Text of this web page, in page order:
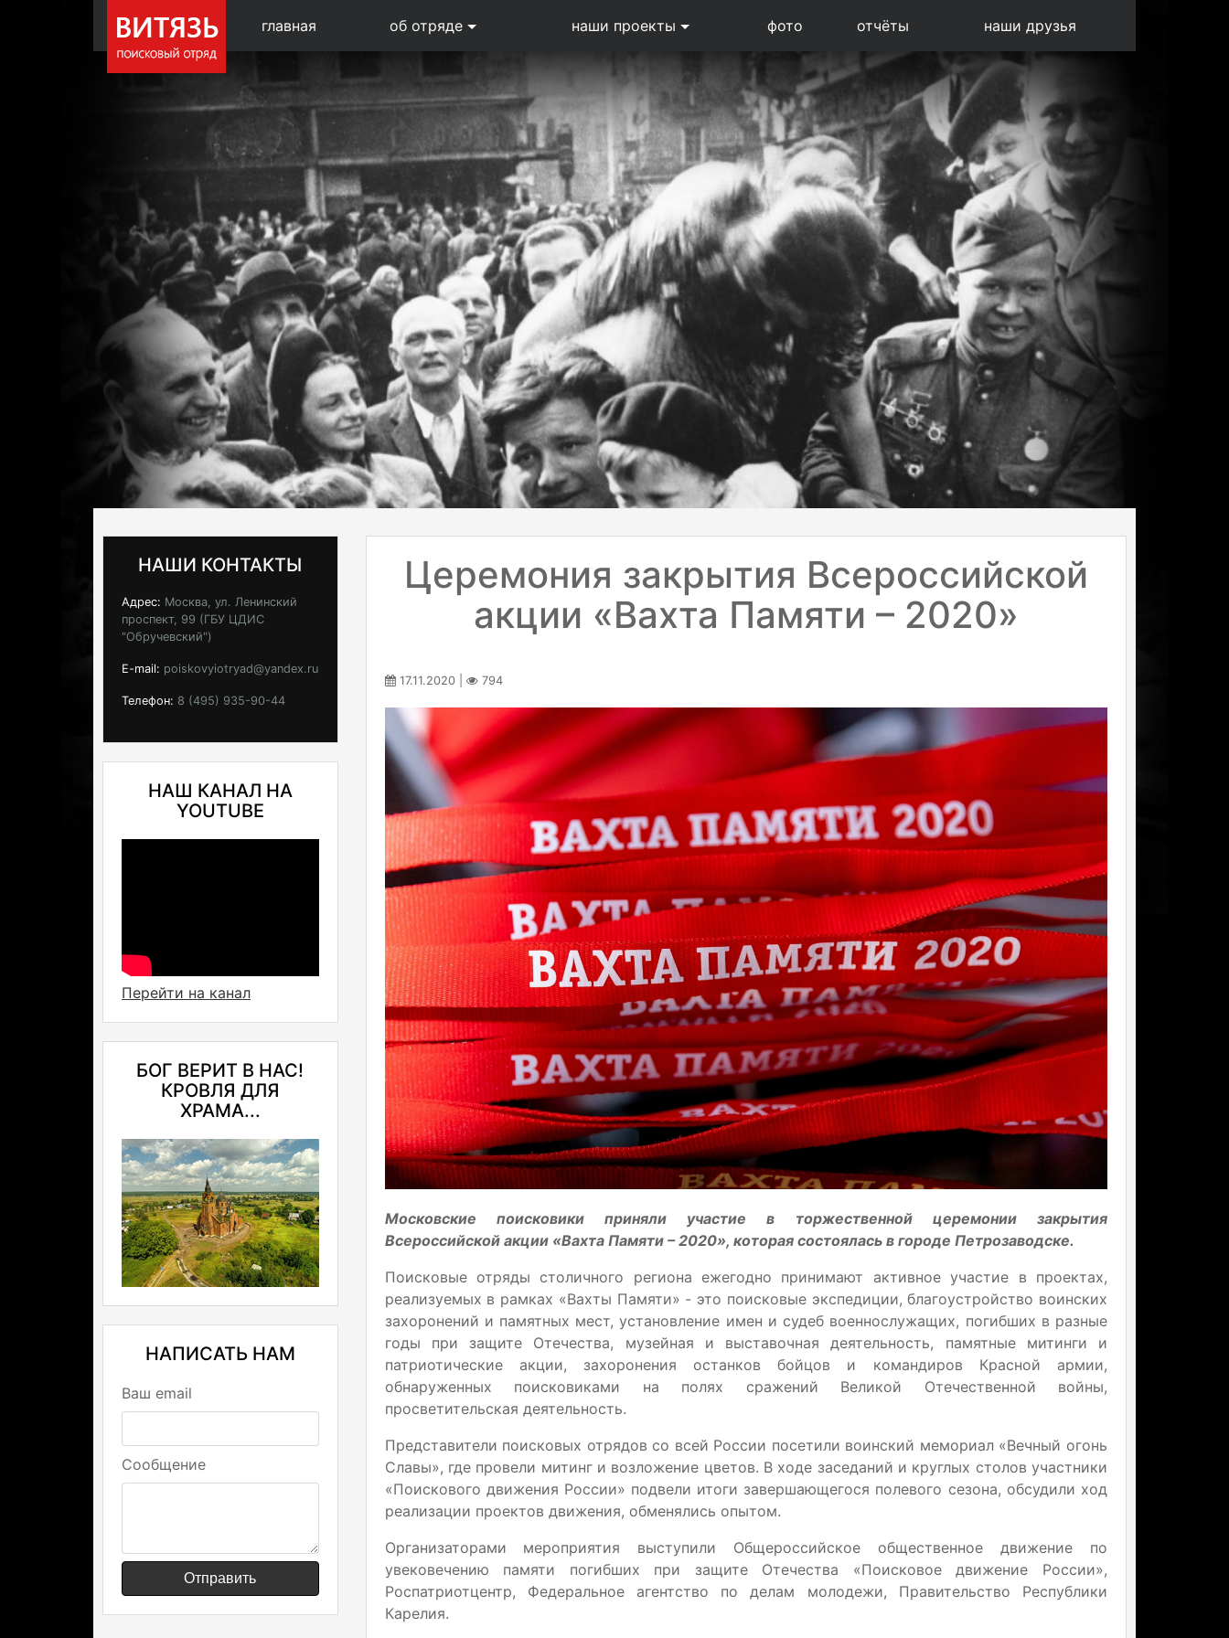
главная об отряде наши проекты фото отчёты наши друзья
НАШИ КОНТАКТЫ
Адрес: Москва, ул. Ленинский
проспект, 99 (ГБУ ЦДИС
"Обручевский")
E-mail: poiskovyiotryad@yandex.ru
Телефон: 8 (495) 935-90-44
НАШ КАНАЛ НА
YOUTUBE
Перейти на канал
БОГ ВЕРИТ В НАС!
КРОВЛЯ ДЛЯ
ХРАМА...
НАПИСАТЬ НАМ
Ваш email
Сообщение
Отправить
Церемония закрытия Всероссийской
акции «Вахта Памяти – 2020»
17.11.2020 | 794
Московские поисковики приняли участие в торжественной церемонии закрытия
Всероссийской акции «Вахта Памяти – 2020», которая состоялась в городе Петрозаводске.
Поисковые отряды столичного региона ежегодно принимают активное участие в проектах,
реализуемых в рамках «Вахты Памяти» - это поисковые экспедиции, благоустройство воинских
захоронений и памятных мест, установление имен и судеб военнослужащих, погибших в разные
годы при защите Отечества, музейная и выставочная деятельность, памятные митинги и
патриотические акции, захоронения останков бойцов и командиров Красной армии,
обнаруженных поисковиками на полях сражений Великой Отечественной войны,
просветительская деятельность.
Представители поисковых отрядов со всей России посетили воинский мемориал «Вечный огонь
Славы», где провели митинг и возложение цветов. В ходе заседаний и круглых столов участники
«Поискового движения России» подвели итоги завершающегося полевого сезона, обсудили ход
реализации проектов движения, обменялись опытом.
Организаторами мероприятия выступили Общероссийское общественное движение по
увековечению памяти погибших при защите Отечества «Поисковое движение России»,
Роспатриотцентр, Федеральное агентство по делам молодежи, Правительство Республики
Карелия.